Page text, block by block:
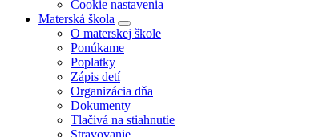
Cookie nastavenia
Materská škola
O materskej škole
Ponúkame
Poplatky
Zápis detí
Organizácia dňa
Dokumenty
Tlačivá na stiahnutie
Stravovanie